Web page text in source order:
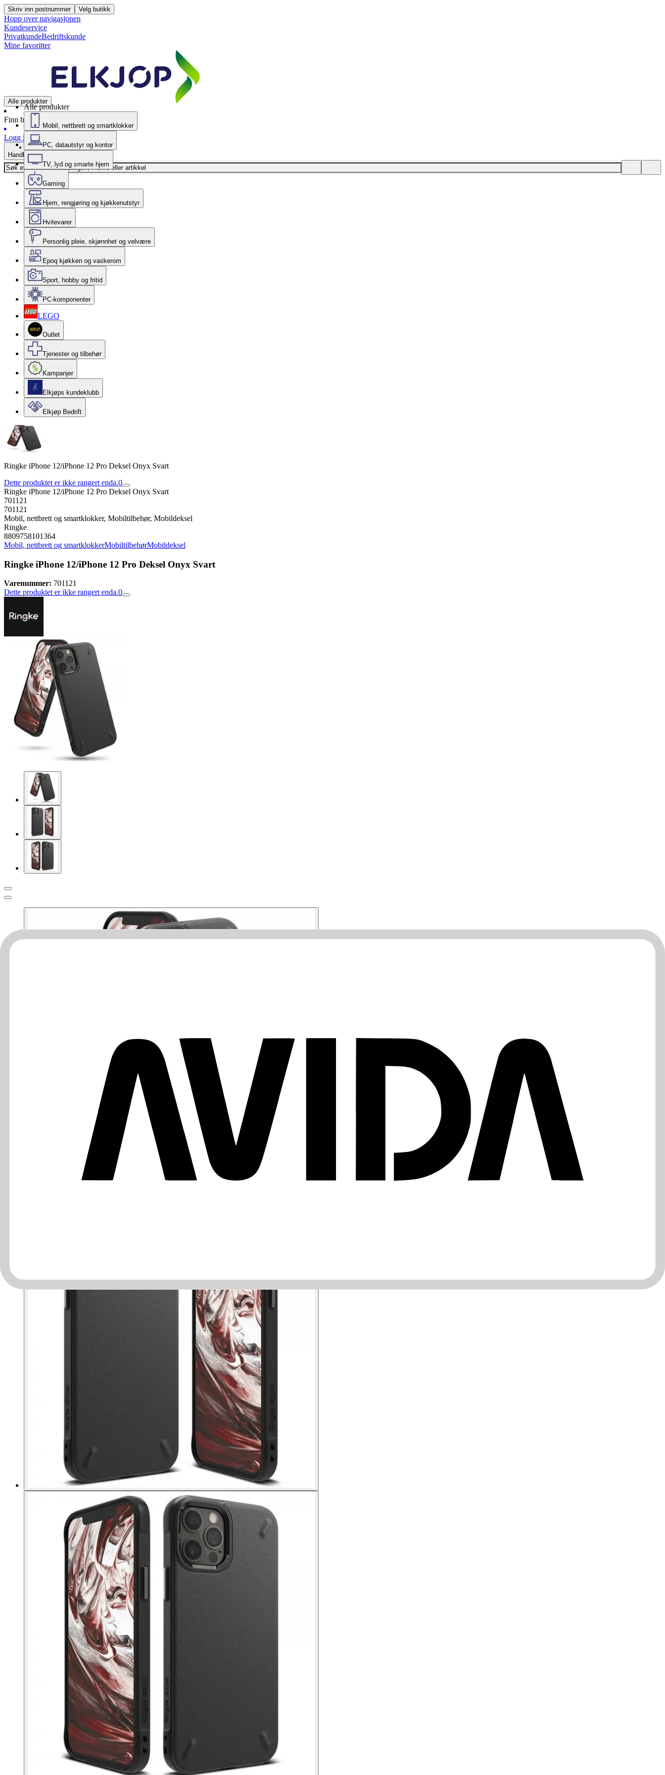
Skriv inn postnummer Velg butikk
Hopp over navigasjonen
Kundeservice
PrivatkundeBedriftskunde
Mine favoritter
Alle produkter
Finn butikk
Logg inn
Handlekurv
Alle produkter
Mobil, nettbrett og smartklokker
PC, datautstyr og kontor
TV, lyd og smarte hjem
Gaming
Hjem, rengjøring og kjøkkenutstyr
Hvitevarer
Personlig pleie, skjønnhet og velvære
Epoq kjøkken og vaskerom
Sport, hobby og fritid
PC-komponenter
LEGO
Outlet
Tjenester og tilbehør
Kampanjer
Elkjøps kundeklubb
Elkjøp Bedrift
Ringke iPhone 12/iPhone 12 Pro Deksel Onyx Svart
Dette produktet er ikke rangert enda.0
Ringke iPhone 12/iPhone 12 Pro Deksel Onyx Svart
701121
701121
Mobil, nettbrett og smartklokker, Mobiltilbehør, Mobildeksel
Ringke
8809758101364
Mobil, nettbrett og smartklokkerMobiltilbehørMobildeksel
Ringke iPhone 12/iPhone 12 Pro Deksel Onyx Svart
Varenummer: 701121
Dette produktet er ikke rangert enda.0